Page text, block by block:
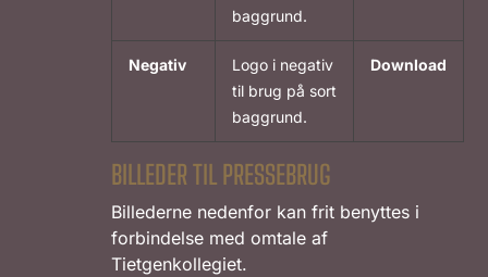
baggrund.
Negativ
Logo i negativ
til brug på sort
baggrund.
Download
BILLEDER TIL PRESSEBRUG
Billederne nedenfor kan frit benyttes i
forbindelse med omtale af
Tietgenkollegiet.